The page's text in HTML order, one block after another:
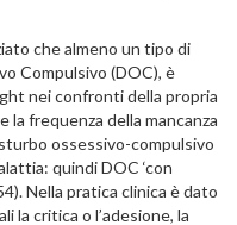
che almeno un tipo di
Compulsivo (DOC), è
nei confronti della propria
la frequenza della mancanza
ossessivo-compulsivo
quindi DOC ‘con
Nella pratica clinica è dato
la critica o l’adesione, la